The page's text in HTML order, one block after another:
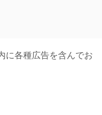
に各種広告を含んでお